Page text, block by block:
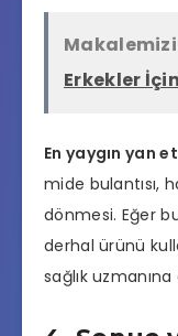
Erkekler
En yaygın yan
mide bulantısı,
dönmesi. Eğer
derhal ürünü
sağlık